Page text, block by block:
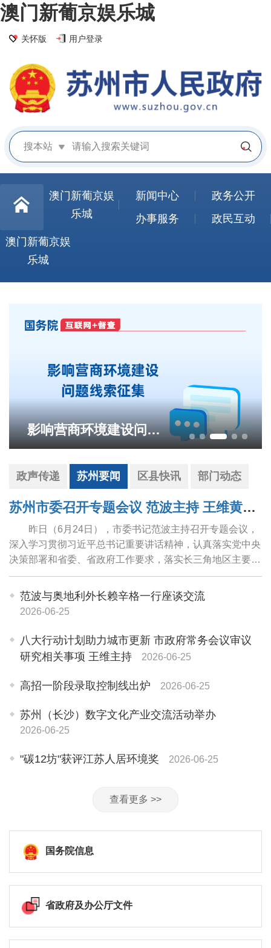
澳门新葡京娱乐城
关怀版 用户登录
搜本站
澳门新葡京娱
乐城
新闻中心
政务公开
办事服务
政民互动
澳门新葡京娱
乐城
影响营商环境建设问题线索征集
政声传递 苏州要闻 区县快讯 部门动态
苏州市委召开专题会议 范波主持 王维黄爱军出席
昨日（6月24日），市委书记范波主持召开专题会议，
深入学习贯彻习近平总书记重要讲话精神，认真落实党中央
决策部署和省委、省政府工作要求，落实长三角地区主要领
导座谈会精神，研究推进上海与苏州重点领域同城化发展工
作‌，推动重点任务落实，更好服务长三角...
范波与奥地利外长赖辛格一行座谈交流
2026-06-25
八大行动计划助力城市更新 市政府常务会议审议
研究相关事项 王维主持
2026-06-25
高招一阶段录取控制线出炉 2026-06-25
苏州（长沙）数字文化产业交流活动举办
2026-06-25
"碳12坊"获评江苏人居环境奖 2026-06-25
查看更多 >>
国务院信息
省政府及办公厅文件